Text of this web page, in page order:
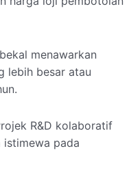
menawarkan
lebih besar atau
R&D kolaboratif
istimewa pada